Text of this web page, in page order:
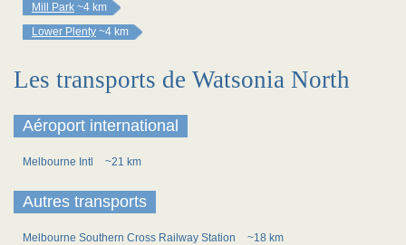
Mill Park ~4 km
Lower Plenty ~4 km
Les transports de Watsonia North
Aéroport international
Melbourne Intl ~21 km
Autres transports
Melbourne Southern Cross Railway Station
~18 km